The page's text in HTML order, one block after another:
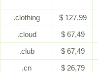
.clothing $ 127,99
.cloud
$ 67,49
.club
$ 67,49
.cn
$ 26,79